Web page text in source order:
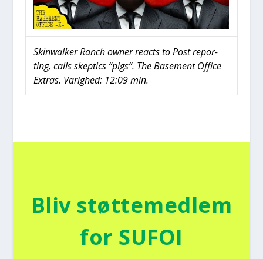
Skinwal­ker Ranch owner rea­cts to Post repor­
ting, calls skep­ti­cs “pigs”. The Base­ment Offi­ce
Extras. Varig­hed: 12:09 min.
Bliv støt­te­med­lem
for SUFOI